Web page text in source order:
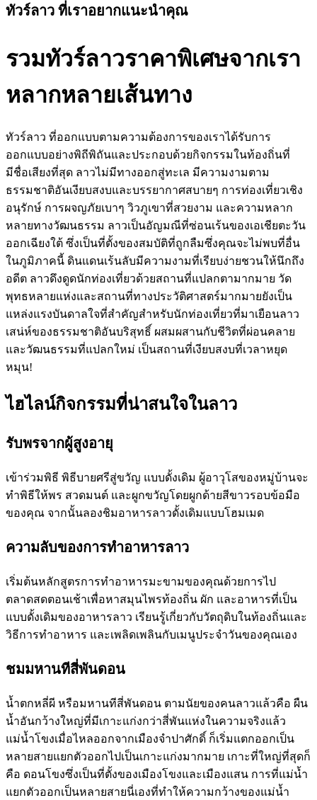
ทัวร์ลาว ที่เราอยากแนะนำคุณ
รวมทัวร์ลาวราคาพิเศษจากเรา
หลากหลายเส้นทาง
ทัวร์ลาว ที่ออกแบบตามความต้องการของเราได้รับการ
ออกแบบอย่างพิถีพิถันและประกอบด้วยกิจกรรมในท้องถิ่นที่
มีชื่อเสียงที่สุด ลาวไม่มีทางออกสู่ทะเล มีความงามตาม
ธรรมชาติอันเงียบสงบและบรรยากาศสบายๆ การท่องเที่ยวเชิง
อนุรักษ์ การผจญภัยเบาๆ วิวภูเขาที่สวยงาม และความหลาก
หลายทางวัฒนธรรม ลาวเป็นอัญมณีที่ซ่อนเร้นของเอเชียตะวัน
ออกเฉียงใต้ ซึ่งเป็นที่ตั้งของสมบัติที่ถูกลืมซึ่งคุณจะไม่พบที่อื่น
ในภูมิภาคนี้ ดินแดนเร้นลับมีความงามที่เรียบง่ายชวนให้นึกถึง
อดีต ลาวดึงดูดนักท่องเที่ยวด้วยสถานที่แปลกตามากมาย วัด
พุทธหลายแห่งและสถานที่ทางประวัติศาสตร์มากมายยังเป็น
แหล่งแรงบันดาลใจที่สำคัญสำหรับนักท่องเที่ยวที่มาเยือนลาว
เสน่ห์ของธรรมชาติอันบริสุทธิ์ ผสมผสานกับชีวิตที่ผ่อนคลาย
และวัฒนธรรมที่แปลกใหม่ เป็นสถานที่เงียบสงบที่เวลาหยุด
หมุน!
ไฮไลน์กิจกรรมที่น่าสนใจในลาว
รับพรจากผู้สูงอายุ
เข้าร่วมพิธี พิธีบายศรีสู่ขวัญ แบบดั้งเดิม ผู้อาวุโสของหมู่บ้านจะ
ทำพิธีให้พร สวดมนต์ และผูกขวัญโดยผูกด้ายสีขาวรอบข้อมือ
ของคุณ จากนั้นลองชิมอาหารลาวดั้งเดิมแบบโฮมเมด
ความลับของการทำอาหารลาว
เริ่มต้นหลักสูตรการทำอาหารมะขามของคุณด้วยการไป
ตลาดสดตอนเช้าเพื่อหาสมุนไพรท้องถิ่น ผัก และอาหารที่เป็น
แบบดั้งเดิมของอาหารลาว เรียนรู้เกี่ยวกับวัตถุดิบในท้องถิ่นและ
วิธีการทำอาหาร และเพลิดเพลินกับเมนูประจำวันของคุณเอง
ชมมหานทีสี่พันดอน
น้ำตกหลี่ผี​ หรือมหานทีสี่พันดอน ตามนัยของคนลาวแล้วคือ ผืน
น้ำอันกว้างใหญ่ที่มีเกาะแก่งกว่าสี่พันแห่งในความจริงแล้ว
แม่น้ำโขงเมื่อไหลออกจากเมืองจำปาศักดิ์ ก็เริ่มแตกออกเป็น
หลายสายแยกตัวออกไปเป็นเกาะแก่งมากมาย เกาะที่ใหญ่ที่สุดก็
คือ ดอนโขงซึ่งเป็นที่ตั้งของเมืองโขงและเมืองแสน การที่แม่น้ำ
แยกตัวออกเป็นหลายสายนี่เองที่ทำให้ความกว้างของแม่น้ำ